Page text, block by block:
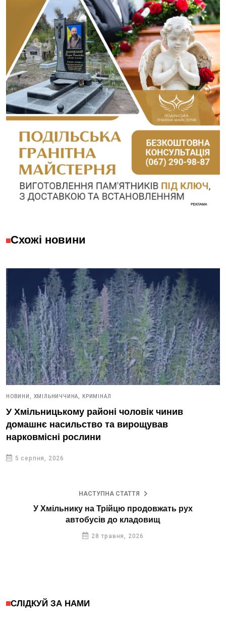
Схожі новини
НОВИНИ, ХМІЛЬНИЧЧИНА, КРИМІНАЛ
У Хмільницькому районі чоловік чинив
домашнє насильство та вирощував
нарковмісні рослини
5 серпня, 2026
НАСТУПНА СТАТТЯ
У Хмільнику на Трійцю продовжать рух
автобусів до кладовищ
28 травня, 2026
СЛІДКУЙ ЗА НАМИ